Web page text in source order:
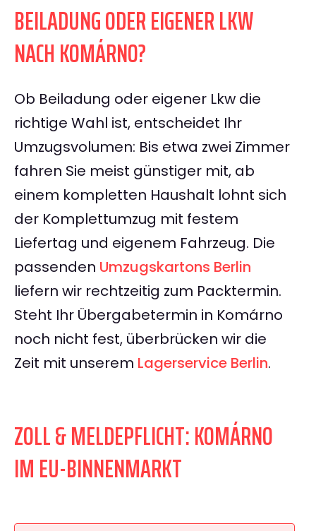
BEILADUNG ODER EIGENER LKW
NACH KOMÁRNO?
Ob Beiladung oder eigener Lkw die
richtige Wahl ist, entscheidet Ihr
Umzugsvolumen: Bis etwa zwei Zimmer
fahren Sie meist günstiger mit, ab
einem kompletten Haushalt lohnt sich
der Komplettumzug mit festem
Liefertag und eigenem Fahrzeug. Die
passenden Umzugskartons Berlin
liefern wir rechtzeitig zum Packtermin.
Steht Ihr Übergabetermin in Komárno
noch nicht fest, überbrücken wir die
Zeit mit unserem Lagerservice Berlin.
ZOLL & MELDEPFLICHT: KOMÁRNO
IM EU-BINNENMARKT